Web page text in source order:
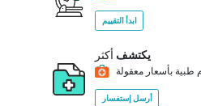
ابدأ التقييم
يكتشف أكثر
طبية بأسعار معقولة
أرسل إستفسار